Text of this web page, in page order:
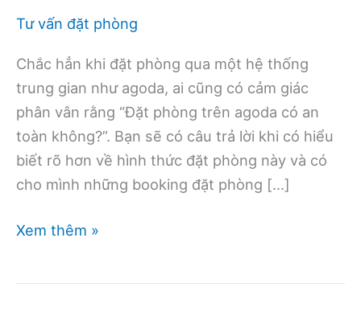
Tư vấn đặt phòng
Chắc hẳn khi đặt phòng qua một hệ thống
trung gian như agoda, ai cũng có cảm giác
phân vân rằng “Đặt phòng trên agoda có an
toàn không?”. Bạn sẽ có câu trả lời khi có hiểu
biết rõ hơn về hình thức đặt phòng này và có
cho mình những booking đặt phòng […]
Đặt
Xem thêm »